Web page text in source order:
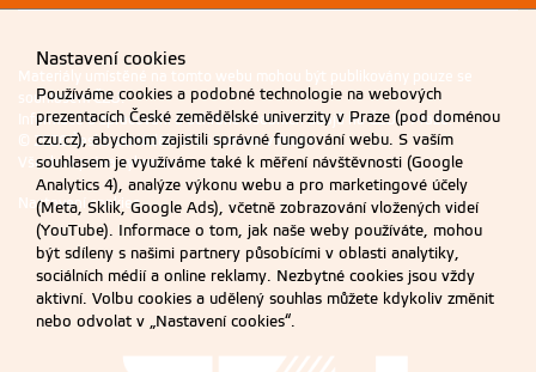
Materiály umístěné na tomto webu mohou být publikovány pouze se
souhlasem ČZU.
Informace o zpracování a ochraně osobních údajů na ČZU v Praze.
© 2026 Česká zemědělská univerzita v Praze
Všechna práva vyhrazena
Nastavení cookies
Nastavení cookies
Používáme cookies a podobné technologie na webových
prezentacích České zemědělské univerzity v Praze (pod doménou
czu.cz), abychom zajistili správné fungování webu. S vaším
souhlasem je využíváme také k měření návštěvnosti (Google
Analytics 4), analýze výkonu webu a pro marketingové účely
(Meta, Sklik, Google Ads), včetně zobrazování vložených videí
(YouTube). Informace o tom, jak naše weby používáte, mohou
být sdíleny s našimi partnery působícími v oblasti analytiky,
sociálních médií a online reklamy. Nezbytné cookies jsou vždy
aktivní. Volbu cookies a udělený souhlas můžete kdykoliv změnit
nebo odvolat v „Nastavení cookies“.